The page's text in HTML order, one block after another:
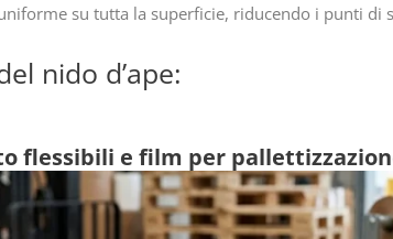
su tutta la superficie, riducendo i punti di
nido d’ape:
flessibili e film per